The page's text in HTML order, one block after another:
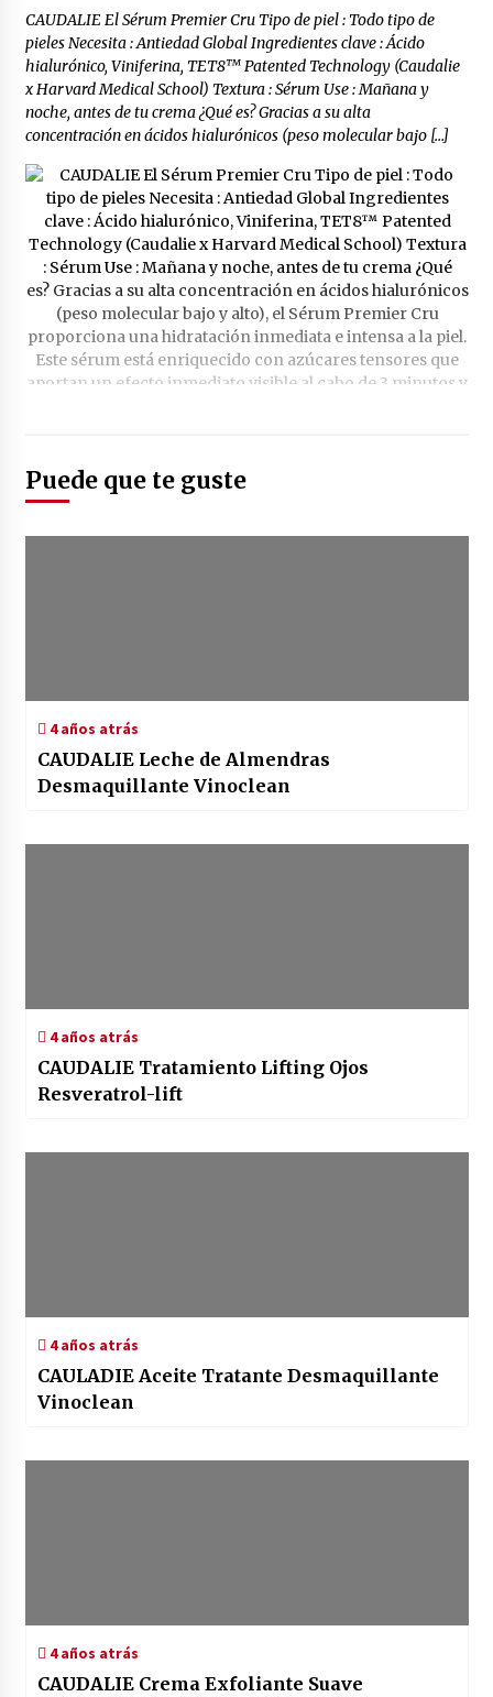
CAUDALIE El Sérum Premier Cru Tipo de piel : Todo tipo de
pieles Necesita : Antiedad Global Ingredientes clave : Ácido
hialurónico, Viniferina, TET8™ Patented Technology (Caudalie
x Harvard Medical School) Textura : Sérum Use : Mañana y
noche, antes de tu crema ¿Qué es? Gracias a su alta
concentración en ácidos hialurónicos (peso molecular bajo […]
Puede que te guste
4 años atrás
CAUDALIE Leche de Almendras
Desmaquillante Vinoclean
4 años atrás
CAUDALIE Tratamiento Lifting Ojos
Resveratrol-lift
4 años atrás
CAULADIE Aceite Tratante Desmaquillante
Vinoclean
4 años atrás
CAUDALIE Crema Exfoliante Suave